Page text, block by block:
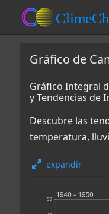
Gráfico de
Gráfico Integral
y Tendencias de
Descubre las
temperatura,
expandir